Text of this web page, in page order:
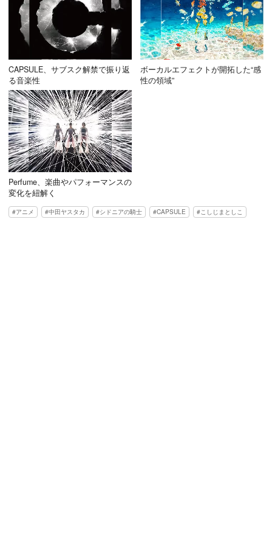
CAPSULE、サブスク解禁で振り返
る音楽性
ボーカルエフェクトが開拓した“感
性の領域”
Perfume、楽曲やパフォーマンスの
変化を紐解く
アニメ 中田ヤスタカ シドニアの騎士 CAPSULE こしじまとしこ